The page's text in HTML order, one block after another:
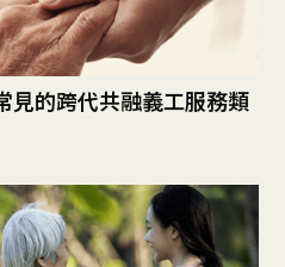
見的跨代共融義工服務類